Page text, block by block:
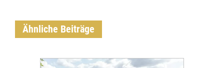
Ähnliche Beiträge